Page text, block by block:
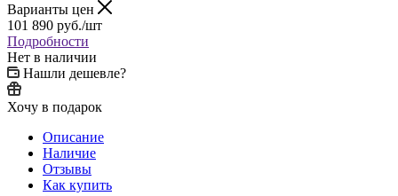
Варианты цен
101 890 руб./шт
Подробности
Нет в наличии
Нашли дешевле?
Хочу в подарок
Описание
Наличие
Отзывы
Как купить